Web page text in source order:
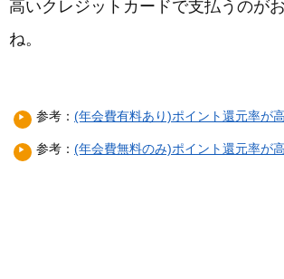
高いクレジットカードで支払うのが
ね。
参考： (年会費有料あり)ポイント還元率が
参考： (年会費無料のみ)ポイント還元率が